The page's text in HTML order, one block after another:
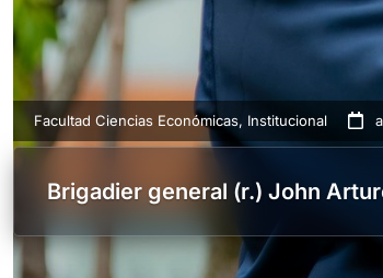
Facultad Ciencias Económicas, Institucional
Brigadier general (r.) John